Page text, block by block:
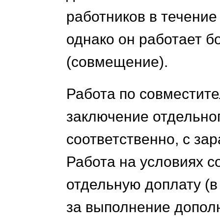
работников в
однако он работает
(совмещение).
Работа по
заключение
соответственно, с
Работа на условиях
отдельную доплату
за выполнение